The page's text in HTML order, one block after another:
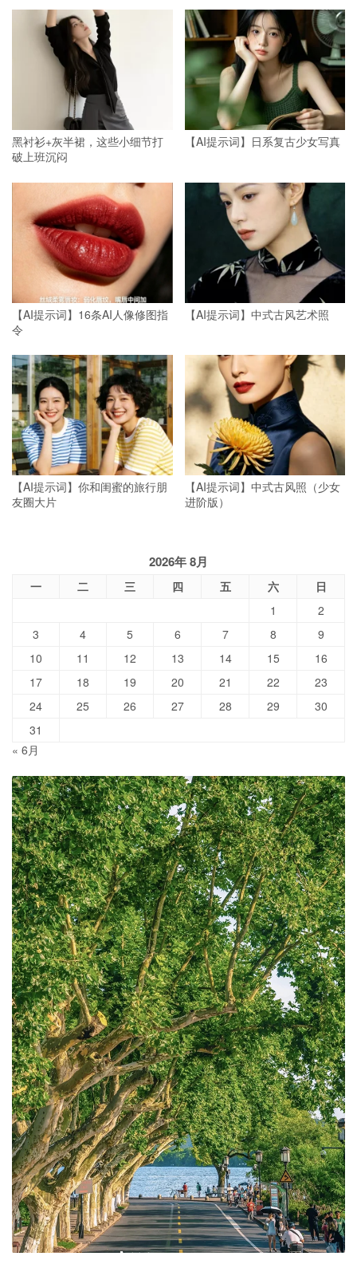
黑衬衫+灰半裙，这些小细节打
破上班沉闷
【AI提示词】日系复古少女写真
【AI提示词】16条AI人像修图指
令
【AI提示词】中式古风艺术照
【AI提示词】你和闺蜜的旅行朋
友圈大片
【AI提示词】中式古风照（少女
进阶版）
2026年 8月
一 二 三 四 五 六
日
1
2
3
4 5 6 7 8
9
10
11 12 13 14 15
16
17
18 19 20 21 22
23
24
25 26 27 28 29
30
31
« 6月